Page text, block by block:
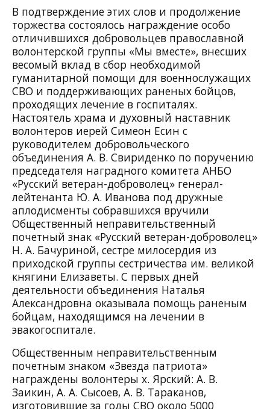
В подтверждение этих слов и продолжение
торжества состоялось награждение особо
отличившихся добровольцев православной
волонтерской группы «Мы вместе», внесших
весомый вклад в сбор необходимой
гуманитарной помощи для военнослужащих
СВО и поддерживающих раненых бойцов,
проходящих лечение в госпиталях.
Настоятель храма и духовный наставник
волонтеров иерей Симеон Есин с
руководителем добровольческого
объединения А. В. Свириденко по поручению
председателя наградного комитета АНБО
«Русский ветеран-доброволец» генерал-
лейтенанта Ю. А. Иванова под дружные
аплодисменты собравшихся вручили
Общественный неправительственный
почетный знак «Русский ветеран-доброволец»
Н. А. Бачуриной, сестре милосердия из
приходской группы сестричества им. великой
княгини Елизаветы. С первых дней
деятельности объединения Наталья
Александровна оказывала помощь раненым
бойцам, находящимся на лечении в
эвакогоспитале.
Общественным неправительственным
почетным знаком «Звезда патриота»
награждены волонтеры х. Ярский: А. В.
Заикин, А. А. Сысоев, А. В. Тараканов,
изготовившие за годы СВО около 5000